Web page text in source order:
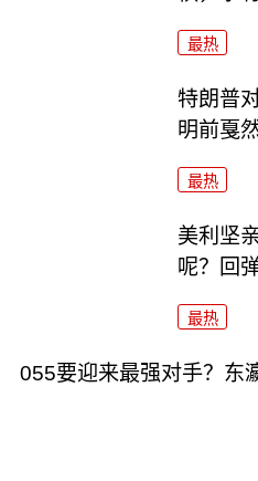
最热
特朗普
明前戛
最热
美利坚
呢？回
最热
055要迎来最强对手？东